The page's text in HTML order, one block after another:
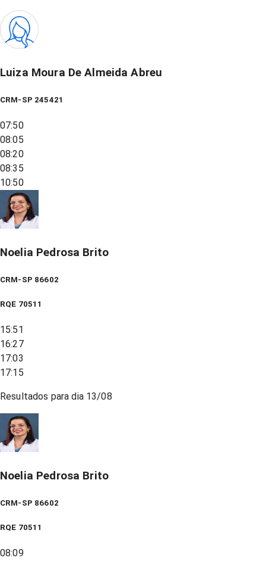
Luiza Moura De Almeida Abreu
CRM-SP 245421
07:50
08:05
08:20
08:35
10:50
Noelia Pedrosa Brito
CRM-SP 86602
RQE 70511
15:51
16:27
17:03
17:15
Resultados para dia 13/08
Noelia Pedrosa Brito
CRM-SP 86602
RQE 70511
08:09